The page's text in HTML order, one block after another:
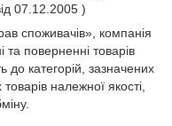
07.12.2005 )
споживачів» , компанія
та поверненні товарів
до категорій, зазначених
належної якості,